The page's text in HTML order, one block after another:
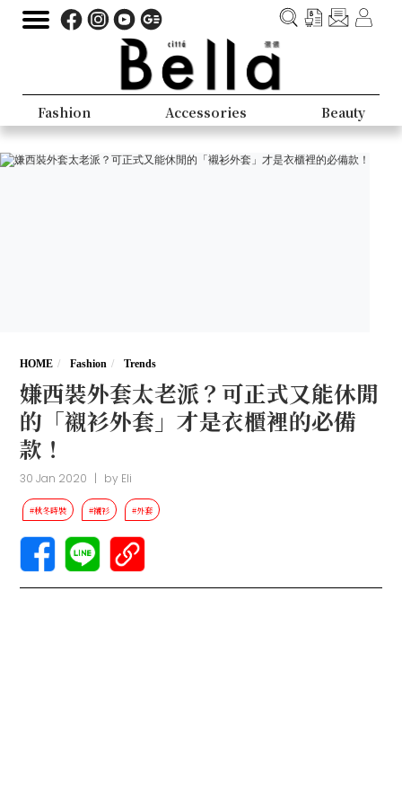
Fashion Accessories Beauty
HOME Fashion Trends
嫌西裝外套太老派？可正式又能休閒
的「襯衫外套」才是衣櫃裡的必備
款！
30 Jan 2020 | by Eli
#秋冬時裝 #襯衫 #外套